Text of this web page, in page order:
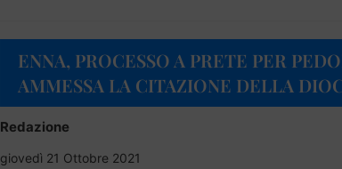
ENNA, PROCESSO A PRETE PER
AMMESSA LA CITAZIONE DELLA
Redazione
giovedì 21 Ottobre 2021